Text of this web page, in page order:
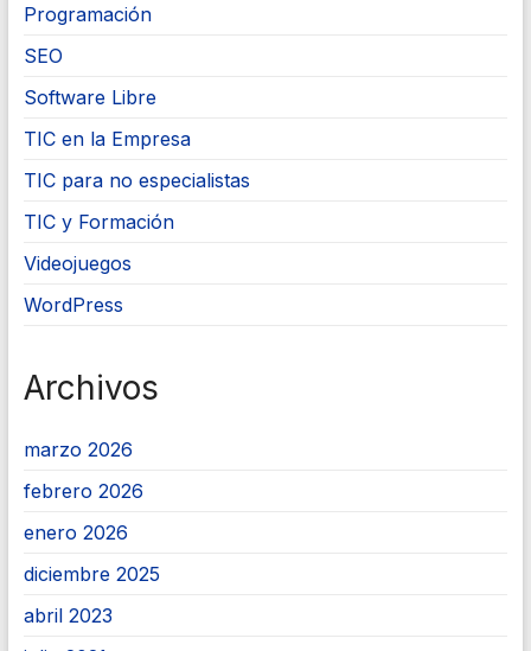
Programación
SEO
Software Libre
TIC en la Empresa
TIC para no especialistas
TIC y Formación
Videojuegos
WordPress
Archivos
marzo 2026
febrero 2026
enero 2026
diciembre 2025
abril 2023